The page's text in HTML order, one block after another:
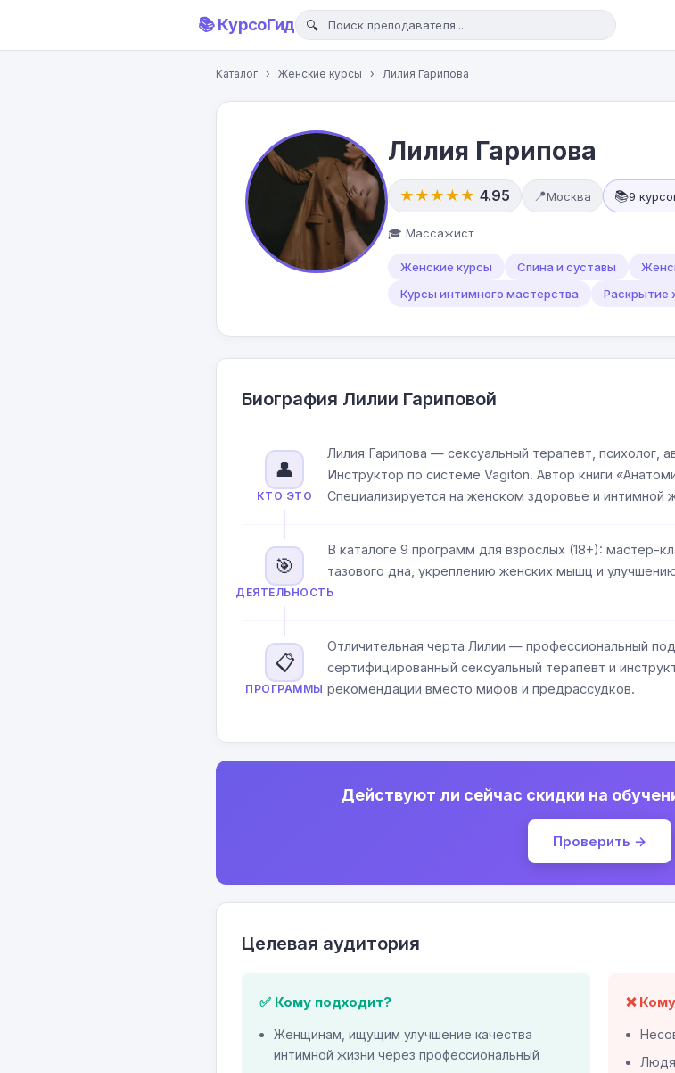
📚 КурсоГид
Каталог › Женские курсы › Лилия Гарипова
Лилия Гарипова
★★★★★ 4.95 📍Москва 📚9
🎓 Массажист
Женские курсы Спина и суставы
Курсы интимного мастерства
Раскрытие
Биография Лилии Гариповой
👤
КТО ЭТО
Лилия Гарипова — сексуальный терапевт, психолог,
Инструктор по системе Vagiton. Автор книги
Специализируется на женском здоровье и интимной
🎯
ДЕЯТЕЛЬНОСТЬ
В каталоге 9 программ для взрослых (18+): мастер-
тазового дна, укреплению женских мышц и
📋
ПРОГРАММЫ
Отличительная черта Лилии — профессиональный
сертифицированный сексуальный терапевт и
рекомендации вместо мифов и предрассудков.
Действуют ли сейчас скидки на
Проверить →
Целевая аудитория
✅ Кому подходит?
Женщинам, ищущим улучшение качества
интимной жизни через профессиональный
❌